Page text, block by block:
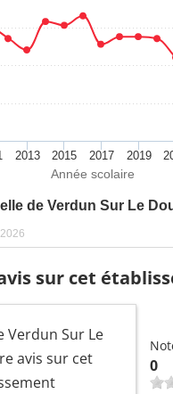
Année scolaire
de Verdun Sur Le
2013 2015 2017 2019
sur cet
Verdun Sur Le
avis sur cet
0